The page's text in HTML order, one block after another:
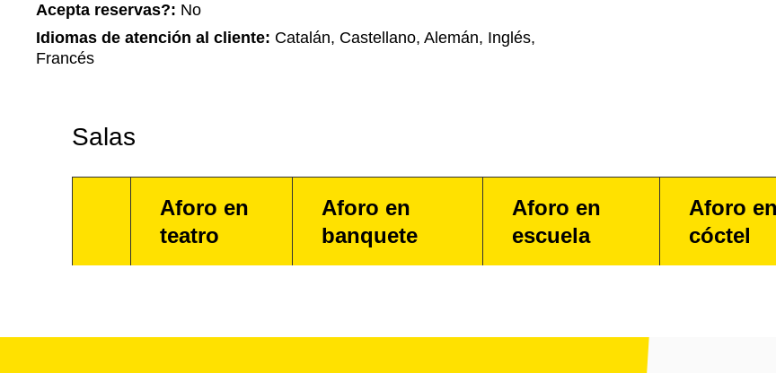
Acepta reservas?: No
Idiomas de atención al cliente: Catalán, Castellano, Alemán, Inglés,
Francés
Salas
Aforo en
teatro
Aforo en
banquete
Aforo en
escuela
Aforo en
cóctel